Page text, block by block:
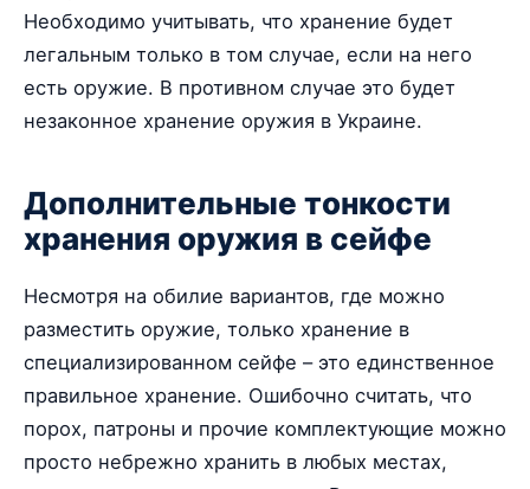
Необходимо учитывать, что хранение будет
легальным только в том случае, если на него
есть оружие. В противном случае это будет
незаконное хранение оружия в Украине.
Дополнительные тонкости
хранения оружия в сейфе
Несмотря на обилие вариантов, где можно
разместить оружие, только хранение в
специализированном сейфе – это единственное
правильное хранение. Ошибочно считать, что
порох, патроны и прочие комплектующие можно
просто небрежно хранить в любых местах,